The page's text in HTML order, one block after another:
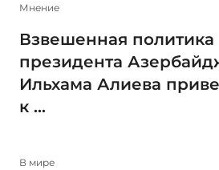
Мнение
Взвешенная политика
президента
Ильхама Алиева
к ...
В мире